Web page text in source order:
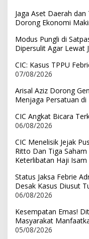
Jaga Aset Daerah
Dorong Ekonomi
Modus Pungli di
Dipersulit Agar Lewat
CIC: Kasus TPPU
07/08/2026
Arisal Aziz Dorong
Menjaga Persatuan di
CIC Angkat Bicara
06/08/2026
CIC Menelisik Jejak
Ritto Dan Tiga
Keterlibatan Haji Isam
Status Jaksa Febrie
Desak Kasus Diusut
06/08/2026
Kesempatan Emas!
Masyarakat
05/08/2026